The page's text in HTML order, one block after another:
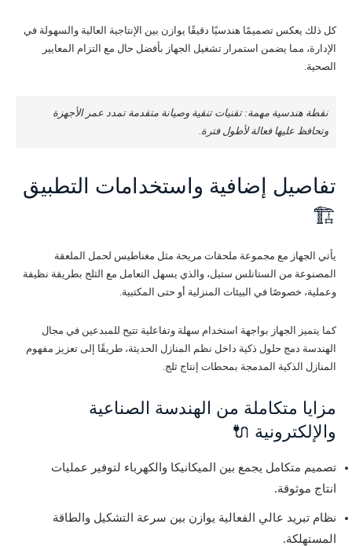
كل ذلك يعكس تصميمًا هندسيًا دقيقًا يوازن بين الإنتاجية العالية والسهولة في
الإدارة، مما يضمن استمرار تشغيل الجهاز بأفضل حال مع التزام المعايير
الصحية.
نقطة هندسية مهمة: تقنيات تنقية وصيانة متقدمة تمدد عمر الأجهزة
وتحافظ عليها فعالة لأطول فترة.
تفاصيل إضافية واستخدامات التطبيق
🏗️
يأتي الجهاز مع مجموعة ملحقات مريحة مثل مغناطيس لحمل الملعقة
المصنوعة من الستانلس ستيل، والذي يسهل التعامل مع الثلج بطريقة نظيفة
وعملية، خصوصًا في البيئات المنزلية أو حتى المكتبية.
كما يتميز الجهاز بواجهة استخدام سهلة وتفاعلية تتيح للمبدعين في مجال
الهندسة دمج حلول ذكية داخل نظم المنازل الحديثة، طريقًا إلى تعزيز مفهوم
المنازل الذكية المدمجة بمحطات إنتاج ثلج.
مزايا متكاملة من الهندسة الصناعية
والإلكترونية 🔌
تصميم متكامل يجمع بين الميكانيكا والكهرباء لتوفير عمليات
انتاج موثوقة.
نظام تبريد عالي الفعالية يوازن بين سرعة التشكيل والطاقة
المستهلكة.